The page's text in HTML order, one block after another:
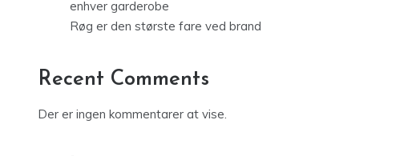
enhver garderobe
Røg er den største fare ved brand
Recent Comments
Der er ingen kommentarer at vise.